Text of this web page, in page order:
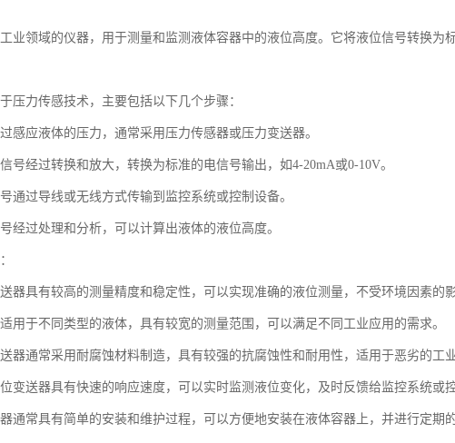
业领域的仪器，用于测量和监测液体容器中的液位高度。它将液位信号转换为
压力传感技术，主要包括以下几个步骤：
感应液体的压力，通常采用压力传感器或压力变送器。
号经过转换和放大，转换为标准的电信号输出，如4-20mA或0-10V。
通过导线或无线方式传输到监控系统或控制设备。
经过处理和分析，可以计算出液体的液位高度。
器具有较高的测量精度和稳定性，可以实现准确的液位测量，不受环境因素的影
用于不同类型的液体，具有较宽的测量范围，可以满足不同工业应用的需求。
器通常采用耐腐蚀材料制造，具有较强的抗腐蚀性和耐用性，适用于恶劣的工业
变送器具有快速的响应速度，可以实时监测液位变化，及时反馈给监控系统或控
通常具有简单的安装和维护过程，可以方便地安装在液体容器上，并进行定期